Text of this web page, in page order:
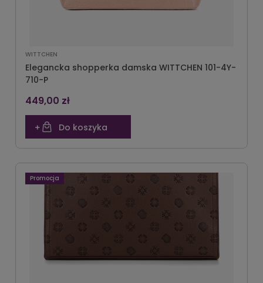
WITTCHEN
Elegancka shopperka damska WITTCHEN 101-4Y-
710-P
449,00 zł
Do koszyka
Promocja